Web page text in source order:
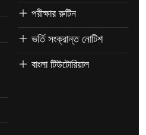
পরীক্ষার রুটিন
ভর্তি সংক্রান্ত নোটিশ
বাংলা টিউটোরিয়াল